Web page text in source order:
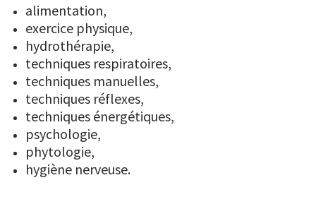
alimentation,
exercice physique,
hydrothérapie,
techniques respiratoires,
techniques manuelles,
techniques réflexes,
techniques énergétiques,
psychologie,
phytologie,
hygiène nerveuse.